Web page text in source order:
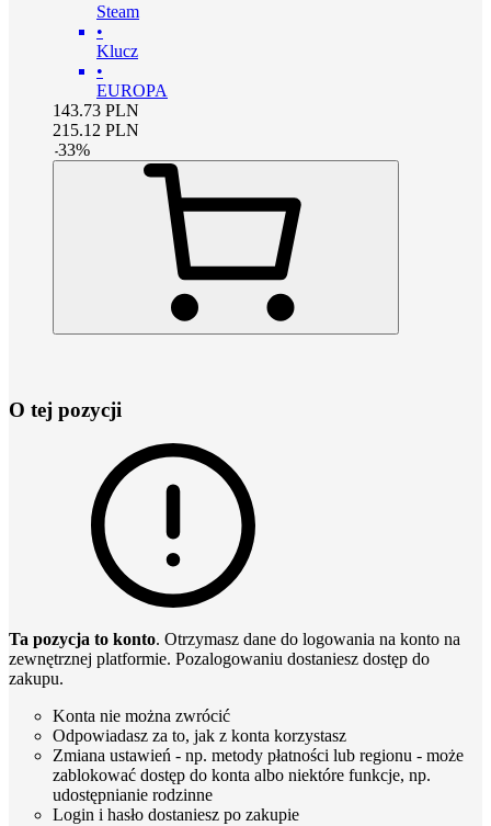
Steam
•
Klucz
•
EUROPA
143.73 PLN
215.12 PLN
-33%
O tej pozycji
Ta pozycja to konto. Otrzymasz dane do logowania na konto na
zewnętrznej platformie. Pozalogowaniu dostaniesz dostęp do
zakupu.
Konta nie można zwrócić
Odpowiadasz za to, jak z konta korzystasz
Zmiana ustawień - np. metody płatności lub regionu - może
zablokować dostęp do konta albo niektóre funkcje, np.
udostępnianie rodzinne
Login i hasło dostaniesz po zakupie